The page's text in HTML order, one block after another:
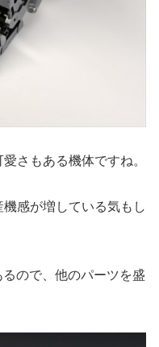
さもある機体ですね。
感が増している気もし
ので、他のパーツを盛